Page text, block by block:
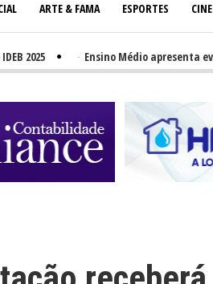
ARTE & FAMA ESPORTES
- Ensino Médio apresenta